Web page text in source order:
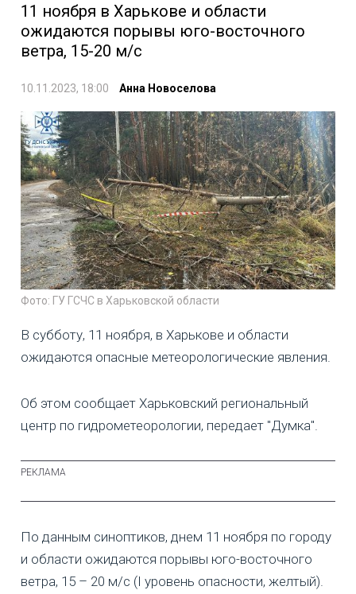
11 ноября в Харькове и области
ожидаются порывы юго-восточного
ветра, 15-20 м/с
10.11.2023, 18:00 Анна Новоселова
Фото: ГУ ГСЧС в Харьковской области
В субботу, 11 ноября, в Харькове и области
ожидаются опасные метеорологические явления.
Об этом сообщает Харьковский региональный
центр по гидрометеорологии, передает "Думка".
По данным синоптиков, днем 11 ноября по городу
и области ожидаются порывы юго-восточного
ветра, 15 – 20 м/с (I уровень опасности, желтый).